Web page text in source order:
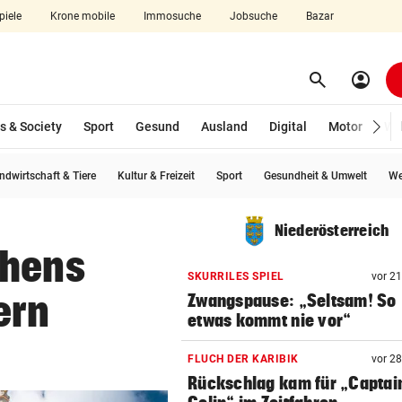
Krone mobile Immosuche Jobsuche Bazar
aufklappen search Suchen
account_circle
& Society Sport Gesund Ausland Digital Motor
& Tiere Kultur & Freizeit Sport Gesundheit & Umwelt
Niederösterreich
SKURRILES SPIEL vor
Zwangspause: „Seltsam! So
etwas kommt nie vor“
FLUCH DER KARIBIK vor
Rückschlag kam für